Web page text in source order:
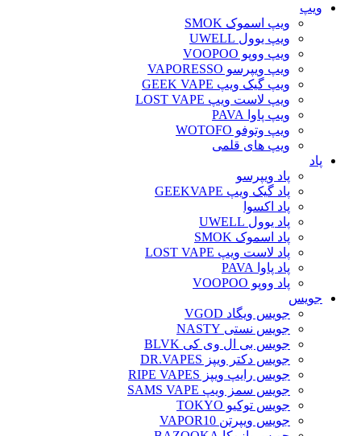
ویپ‌
ویپ اسموک SMOK
ویپ یوول UWELL
ویپ ووپو VOOPOO
ویپ ویپرسو VAPORESSO
ویپ گیک ویپ GEEK VAPE
ویپ لاست ویپ LOST VAPE
ویپ پاوا PAVA
ویپ وتوفو WOTOFO
ویپ های قلمی
پاد
پاد ویپرسو
پاد گیک ویپ GEEKVAPE
پاد اکسوا
پاد یوول UWELL
پاد اسموک SMOK
پاد لاست ویپ LOST VAPE
پاد پاوا PAVA
پاد ووپو VOOPOO
جویس‌
جویس ویگاد VGOD
جویس نستی NASTY
جویس بی ال وی کی BLVK
جویس دکتر ویپز DR.VAPES
جویس رایپ ویپز RIPE VAPES
جویس سمز ویپ SAMS VAPE
جویس توکیو TOKYO
جویس ویپرتن VAPOR10